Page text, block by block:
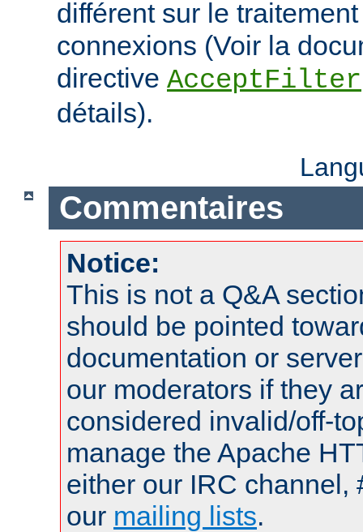
différent sur le
connexions (Voir la
directive AcceptFilter
détails).
Commentaires
Notice:
This is not a Q&A
should be pointed
documentation or
our moderators if they
considered invalid/off-
manage the Apache
either our IRC channel,
our mailing lists.